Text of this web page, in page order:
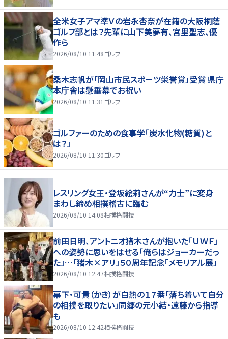
全米女子アマ準Ｖの岩永杏奈が在籍の大阪桐蔭
ゴルフ部とは？先輩に山下美夢有、宮里聖志、優
作ら
2026/08/10 11:48ゴルフ
桑木志帆が「岡山市民スポーツ栄誉賞」受賞 県庁
本庁舎は懸垂幕でお祝い
2026/08/10 11:31 ゴルフ
ゴルファーのための食事学「炭水化物(糖質)と
は？」
2026/08/10 11:30ゴルフ
レスリング女王・登坂絵莉さんが“力士”に変身
まわし締め相撲稽古に臨む
2026/08/10 14:08相撲格闘技
前田日明、アントニオ猪木さんが抱いた「ＵＷＦ」
への姿勢に思いをはせる「俺らはジョーカーだっ
た」…「猪木×アリ」５０周年記念「メモリアル展」
2026/08/10 12:47相撲格闘技
幕下・可貴（かき）が白熱の１７番「落ち着いて自分
の相撲を取りたい」同郷の元小結・遠藤から指導
も
2026/08/10 12:42相撲格闘技